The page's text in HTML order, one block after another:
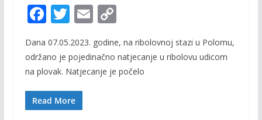
F
e
b
o
o
T
itt
er
E
m
ai
l
C
p
y
Dana 07.05.2023. godine, na ribolovnoj stazi u Polomu,
održano je pojedinačno natjecanje u ribolovu udicom
na plovak. Natjecanje je počelo
Read More